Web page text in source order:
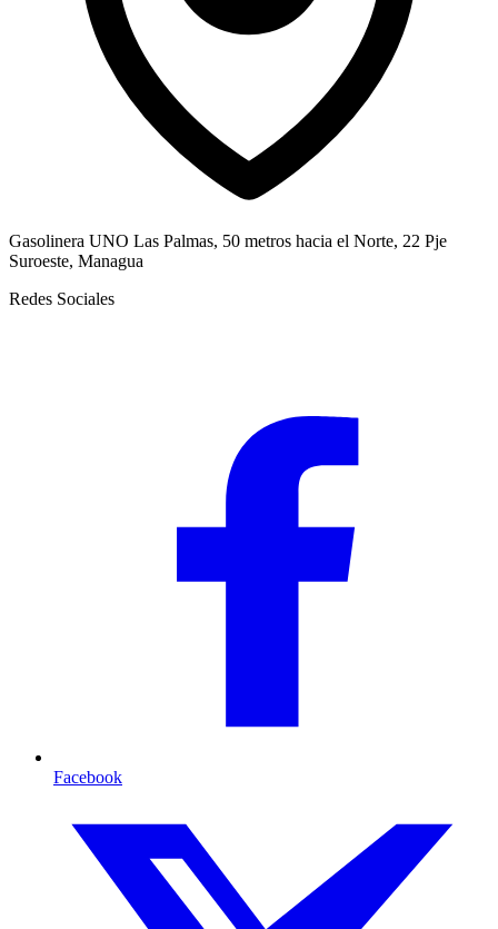
Gasolinera UNO Las Palmas, 50 metros hacia el Norte, 22 Pje
Suroeste, Managua
Redes Sociales
Facebook